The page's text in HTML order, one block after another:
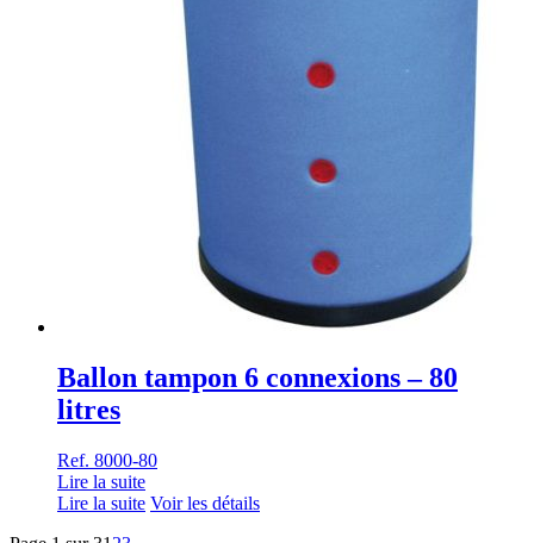
Ballon tampon 6 connexions – 80
litres
Ref. 8000-80
Lire la suite
Lire la suite Voir les détails